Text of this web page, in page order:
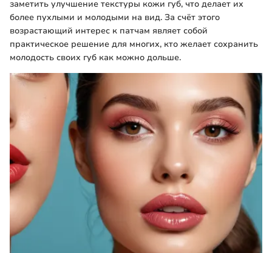
заметить улучшение текстуры кожи губ, что делает их
более пухлыми и молодыми на вид. За счёт этого
возрастающий интерес к патчам являет собой
практическое решение для многих, кто желает сохранить
молодость своих губ как можно дольше.